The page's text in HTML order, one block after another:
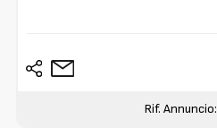
Rif. Annuncio: